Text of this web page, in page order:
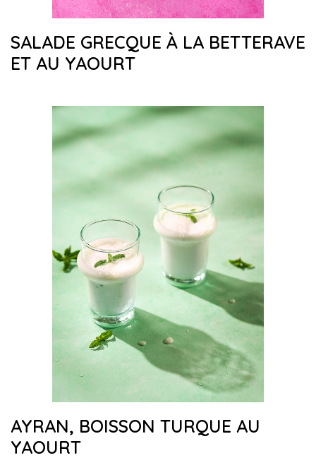
SALADE GRECQUE À LA BETTERAVE
ET AU YAOURT
AYRAN, BOISSON TURQUE AU
YAOURT